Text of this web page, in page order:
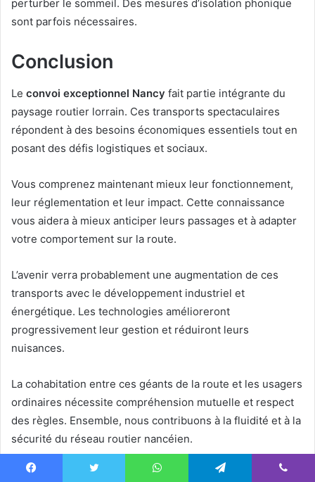
perturber le sommeil. Des mesures d’isolation phonique
sont parfois nécessaires.
Conclusion
Le convoi exceptionnel Nancy fait partie intégrante du
paysage routier lorrain. Ces transports spectaculaires
répondent à des besoins économiques essentiels tout en
posant des défis logistiques et sociaux.
Vous comprenez maintenant mieux leur fonctionnement,
leur réglementation et leur impact. Cette connaissance
vous aidera à mieux anticiper leurs passages et à adapter
votre comportement sur la route.
L’avenir verra probablement une augmentation de ces
transports avec le développement industriel et
énergétique. Les technologies amélioreront
progressivement leur gestion et réduiront leurs
nuisances.
La cohabitation entre ces géants de la route et les usagers
ordinaires nécessite compréhension mutuelle et respect
des règles. Ensemble, nous contribuons à la fluidité et à la
sécurité du réseau routier nancéien.
Avez-vous déjà croisé un convoi exceptionnel Nancy